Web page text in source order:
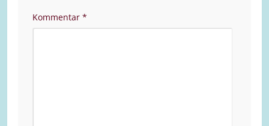
Kommentar *